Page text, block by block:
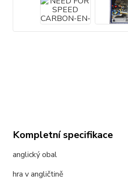
Kompletní specifikace
anglický obal
hra v angličtině